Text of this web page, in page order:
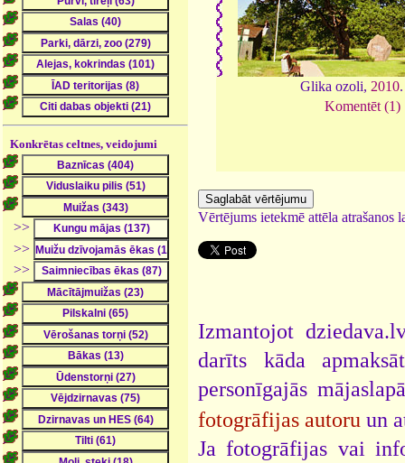
Konkrētas celtnes, veidojumi
>>
>>
>>
Glika ozoli, 2010
Komentēt (1)
Vērtējums ietekmē attēla atrašanos
Izmantojot
darīts kāda
personīgajās
fotogrāfijas autoru un
Ja fotogrāfijas vai